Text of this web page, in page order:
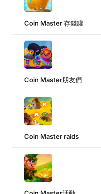
Coin Master 存錢罐
Coin Master朋友們
Coin Master raids